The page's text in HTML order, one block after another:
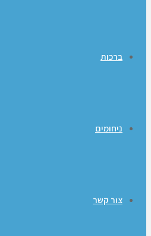
ברכות
ניחומים
צור קשר